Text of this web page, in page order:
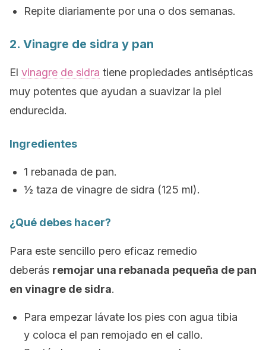
Repite diariamente por una o dos semanas.
2. Vinagre de sidra y pan
El vinagre de sidra tiene propiedades antisépticas
muy potentes que ayudan a suavizar la piel
endurecida.
Ingredientes
1 rebanada de pan.
½ taza de vinagre de sidra (125 ml).
¿Qué debes hacer?
Para este sencillo pero eficaz remedio
deberás remojar una rebanada pequeña de pan
en vinagre de sidra.
Para empezar lávate los pies con agua tibia
y coloca el pan remojado en el callo.